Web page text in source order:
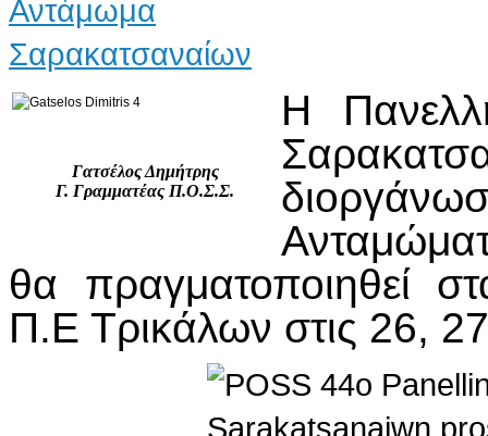
Γατσέλος Δημήτρης
Γ. Γραμματέας Π.Ο.Σ.Σ.
Η
θα πραγματοποιηθεί
Π.Ε Τρικάλων στις 26,